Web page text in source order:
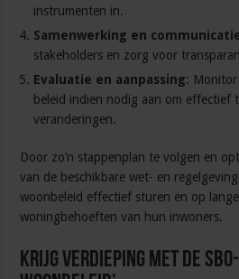
instrumenten in.
Samenwerking en
stakeholders en zorg voor
Evaluatie en aanpassing:
beleid indien nodig aan om effectief
veranderingen.
Door zo’n stappenplan te volgen en
van de beschikbare wet- en
woonbeleid effectief sturen en op
woningbehoeften van hun inwoners.
Krijg verdieping met de